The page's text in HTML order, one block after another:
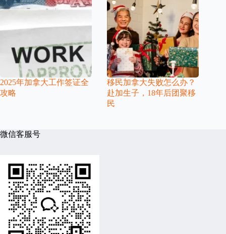
2025年加拿大工作签证全
攻略
移民加拿大失败怎么办？
赴加生子，18年后团聚移
民
微信客服号